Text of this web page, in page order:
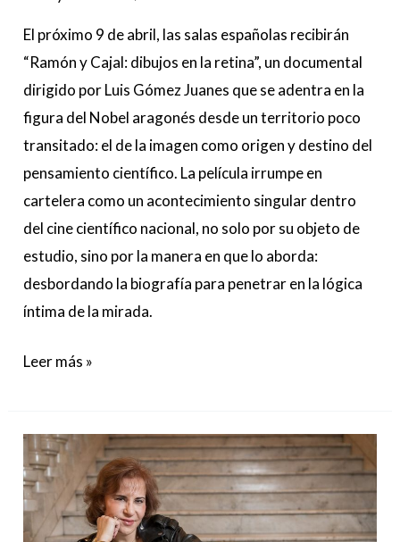
El próximo 9 de abril, las salas españolas recibirán
“Ramón y Cajal: dibujos en la retina”, un documental
dirigido por Luis Gómez Juanes que se adentra en la
figura del Nobel aragonés desde un territorio poco
transitado: el de la imagen como origen y destino del
pensamiento científico. La película irrumpe en
cartelera como un acontecimiento singular dentro
del cine científico nacional, no solo por su objeto de
estudio, sino por la manera en que lo aborda:
desbordando la biografía para penetrar en la lógica
íntima de la mirada.
Leer más »
Mercedes
del
Olmo
presenta